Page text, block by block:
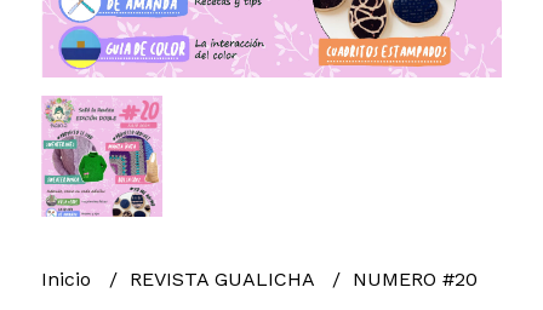
Inicio REVISTA GUALICHA NUMERO #20